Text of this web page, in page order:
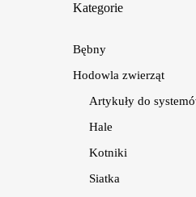
Kategorie
Bębny
Hodowla zwierząt
Artykuły do
Hale
Kotniki
Siatka